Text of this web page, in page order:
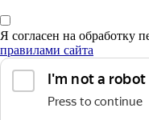
Я согласен на обработку
правилами сайта